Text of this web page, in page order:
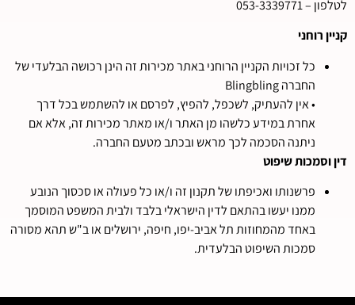
לטלפון – 053-3339771
קניין רוחני
כל זכויות הקניין הרוחני באתר מכירות זה הינן רכושה הבלעדי של
החברה Blingbling
• אין להעתיק, לשכפל, להפיץ, לפרסם או להשתמש בכל דרך
אחרת במידע כלשהו מן האתר ו/או מאתר מכירות זה, אלא אם
ניתנה הסכמה לכך מראש ובכתב מטעם החברה.
דין וסמכות שיפוט
פרשנותו ואכיפתו של תקנון זה ו/או כל פעולה או סכסוך הנובע
ממנו יעשו בהתאם לדין הישראלי בלבד ולבית המשפט המוסמך
באחד מהמחוזות תל אביב-יפו, חיפה, ירושלים או ב"ש תהא מסורה
סמכות השיפוט הבלעדית.